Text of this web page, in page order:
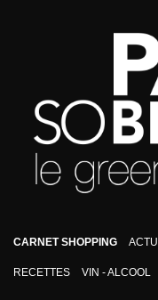
CARNET SHOPPING ACTU
RECETTES VIN - ALCOOL